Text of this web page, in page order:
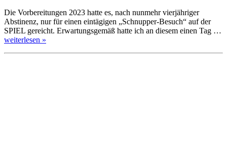
Die Vorbereitungen 2023 hatte es, nach nunmehr vierjähriger
Abstinenz, nur für einen eintägigen „Schnupper-Besuch“ auf der
SPIEL gereicht. Erwartungsgemäß hatte ich an diesem einen Tag …
weiterlesen »